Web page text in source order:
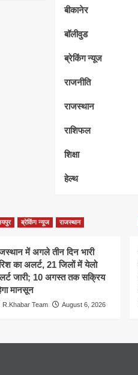
बीकानेर
बॉलीवुड
ब्रेकिंग न्यूज
राजनीति
राजस्थान
राशिफल
शिक्षा
हेल्थ
ब्रेकिंग न्यूज राजस्थान
में अगले तीन दिन भारी
का अलर्ट, 21 जिलों में येलो
जारी; 10 अगस्त तक सक्रिय
मानसून
R.Khabar Team August 6, 2026